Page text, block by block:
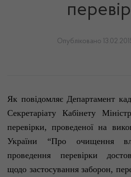
Опубліковано
Як повідомляє Департамент
Секретаріату Кабінету
перевірки, проведеної на
України “Про очищення
проведення перевірки
щодо застосування заборон,